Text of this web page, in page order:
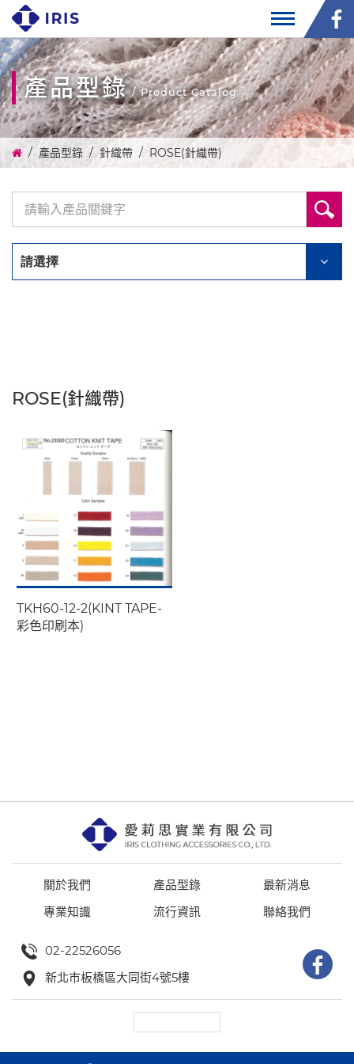
產品型錄 / Product Catalog
產品型錄 針織帶 ROSE(針織帶)
請選擇
ROSE(針織帶)
TKH60-12-2(KINT TAPE-
彩色印刷本)
關於我們 產品型錄
最新消息
專業知識
流行資訊 聯絡我們
02-22526056
新北市板橋區大同街4號5樓